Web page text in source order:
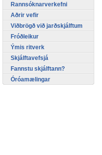
Rannsóknarverkefni
Aðrir vefir
Viðbrögð við jarðskjálftum
Fróðleikur
Ýmis ritverk
Skjálftavefsjá
Fannstu skjálftann?
Óróamælingar